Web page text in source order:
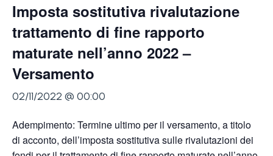
Imposta sostitutiva rivalutazione
trattamento di fine rapporto
maturate nell’anno 2022 –
Versamento
02/11/2022 @ 00:00
Adempimento: Termine ultimo per il versamento, a titolo
di acconto, dell’imposta sostitutiva sulle rivalutazioni dei